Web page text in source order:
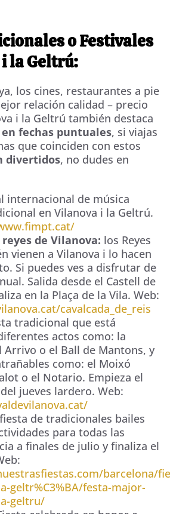
o Festivales
la Geltrú:
los cines, restaurantes a pie
relación calidad – precio
i la Geltrú también destaca
fechas puntuales, si viajas
que coinciden con estos
divertidos, no dudes en
internacional de música
en Vilanova i la Geltrú.
de Vilanova: los Reyes
vienen a Vilanova i lo hacen
Si puedes ves a disfrutar de
Salida desde el Castell de
en la Plaça de la Vila. Web:
cavalcada_de_reis
tradicional que está
actos como: la
Arrivo o el Ball de Mantons, y
como: el Moixó
o el Notario. Empieza el
jueves lardero. Web:
fiesta de tradicionales bailes
para todas las
a finales de julio y finaliza el
barcelona/
geltr%C3%BA/festa-major-
geltru/